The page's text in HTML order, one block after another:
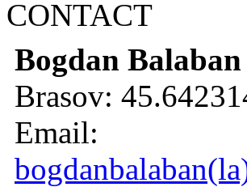
CONTACT
Bogdan Balaban
Brasov:
Email: